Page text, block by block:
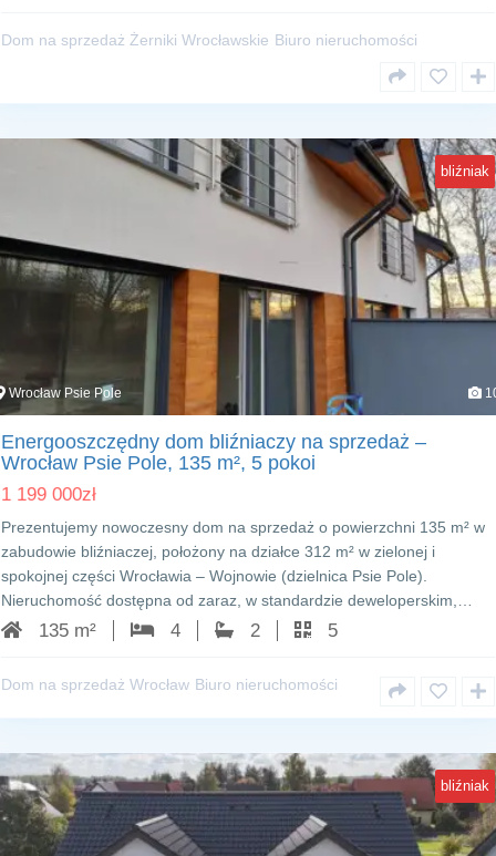
Dom na sprzedaż Żerniki Wrocławskie Biuro nieruchomości
bliźniak
Wrocław Psie Pole
Energooszczędny dom bliźniaczy na sprzedaż –
Wrocław Psie Pole, 135 m², 5 pokoi
1 199 000zł
Prezentujemy nowoczesny dom na sprzedaż o powierzchni 135 m² w
zabudowie bliźniaczej, położony na działce 312 m² w zielonej i
spokojnej części Wrocławia – Wojnowie (dzielnica Psie Pole).
Nieruchomość dostępna od zaraz, w standardzie deweloperskim,…
135 m² 4 2 5
Dom na sprzedaż Wrocław Biuro nieruchomości
bliźniak